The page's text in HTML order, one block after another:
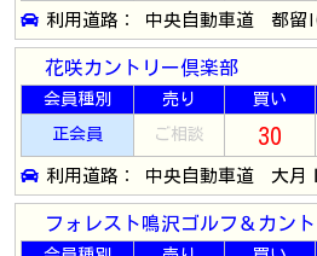
利用道路： 中央自動車道 都留
花咲カントリー倶楽部
会員種別 売り 買い
正会員 ご相談 30
利用道路： 中央自動車道 大月
フォレスト鳴沢ゴルフ＆カン